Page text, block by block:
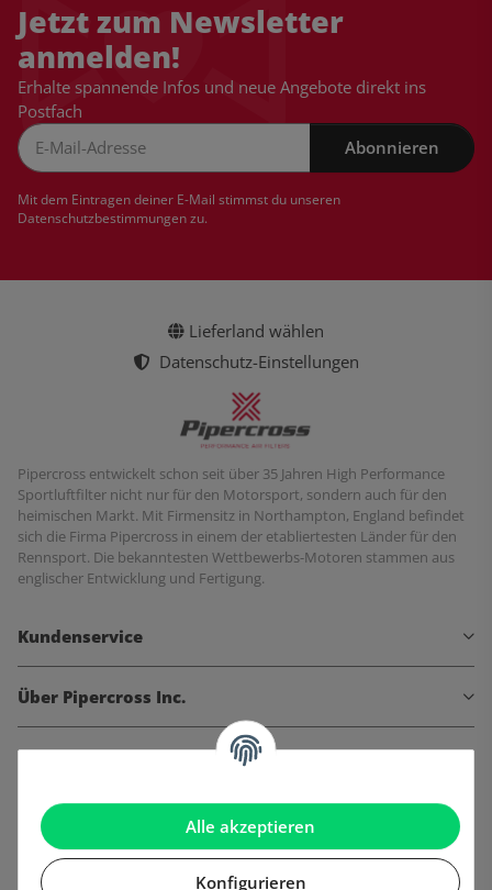
Alle akzeptieren
Konfigurieren
Jetzt zum Newsletter
anmelden!
Erhalte spannende Infos und neue Angebote direkt ins
Postfach
Abonnieren
Mit dem Eintragen deiner E-Mail stimmst du unseren
Datenschutzbestimmungenzu.
Lieferland wählen
Datenschutz-Einstellungen
Pipercross entwickelt schon seit über 35 Jahren High Performance
Sportluftfilter nicht nur für den Motorsport, sondern auch für den
heimischen Markt. Mit Firmensitz in Northampton, England befindet
sich die Firma Pipercross in einem der etabliertesten Länder für den
Rennsport. Die bekanntesten Wettbewerbs-Motoren stammen aus
englischer Entwicklung und Fertigung.
Kundenservice
Über Pipercross Inc.
Informationen
Gesetzliche Informationen